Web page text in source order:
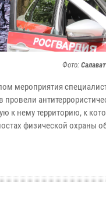
Фото:
мероприятия
провели
к нему территорию, к
физической охраны